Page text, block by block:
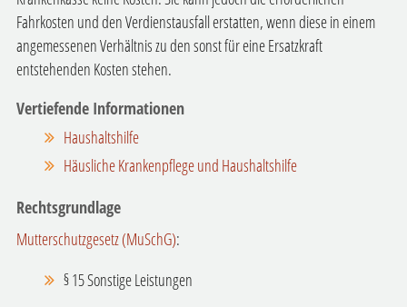
Fahrkosten und den Verdienstausfall erstatten, wenn diese in einem
angemessenen Verhältnis zu den sonst für eine Ersatzkraft
entstehenden Kosten stehen.
Vertiefende Informationen
Haushaltshilfe
Häusliche Krankenpflege und Haushaltshilfe
Rechtsgrundlage
Mutterschutzgesetz (MuSchG):
§ 15 Sonstige Leistungen